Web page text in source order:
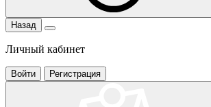
Назад
Личный кабинет
Войти Регистрация